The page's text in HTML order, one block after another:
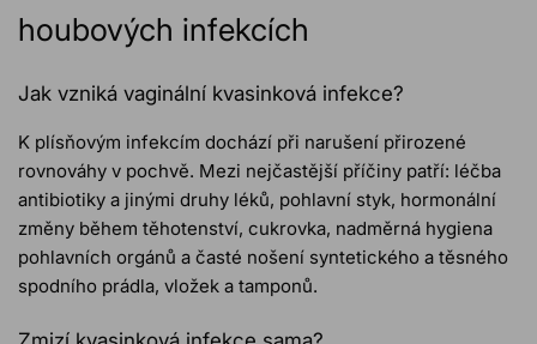
houbových infekcích
Jak vzniká vaginální kvasinková infekce?
K plísňovým infekcím dochází při narušení přirozené
rovnováhy v pochvě. Mezi nejčastější příčiny patří: léčba
antibiotiky a jinými druhy léků, pohlavní styk, hormonální
změny během těhotenství, cukrovka, nadměrná hygiena
pohlavních orgánů a časté nošení syntetického a těsného
spodního prádla, vložek a tamponů.